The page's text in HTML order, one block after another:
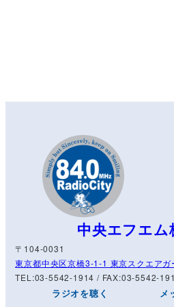
中央エフエム
〒104-0031
東京都中央区京橋3-1-1 東京スクエアガ
TEL:03-5542-1914 / FAX:03-5542-
ラジオを聴く メ